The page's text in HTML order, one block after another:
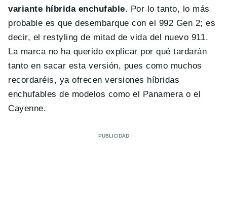
variante híbrida enchufable. Por lo tanto, lo más
probable es que desembarque con el 992 Gen 2; es
decir, el restyling de mitad de vida del nuevo 911.
La marca no ha querido explicar por qué tardarán
tanto en sacar esta versión, pues como muchos
recordaréis, ya ofrecen versiones híbridas
enchufables de modelos como el Panamera o el
Cayenne.